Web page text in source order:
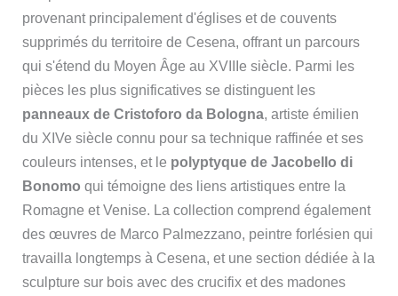
provenant principalement d'églises et de couvents
supprimés du territoire de Cesena, offrant un parcours
qui s'étend du Moyen Âge au XVIIIe siècle. Parmi les
pièces les plus significatives se distinguent les
panneaux de Cristoforo da Bologna, artiste émilien
du XIVe siècle connu pour sa technique raffinée et ses
couleurs intenses, et le polyptyque de Jacobello di
Bonomo qui témoigne des liens artistiques entre la
Romagne et Venise. La collection comprend également
des œuvres de Marco Palmezzano, peintre forlésien qui
travailla longtemps à Cesena, et une section dédiée à la
sculpture sur bois avec des crucifix et des madones